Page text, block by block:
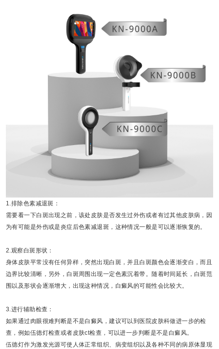
1.排除色素减退斑：
需要看一下白斑出现之前，该处皮肤是否发生过外伤或者有过其他皮肤病，因
为有可能是外伤或是炎症后色素减退斑，这种情况一般是可以逐渐恢复的。
2.观察白斑形状：
身体皮肤平常没有任何异样，突然出现白斑，并且白斑颜色会逐渐变白，而且
边界比较清晰，另外，白斑周围出现一定色素沉着带。随着时间延长，白斑范
围以及形状会逐渐增大，出现这种情况，白癜风的可能性会比较大。
3.进行辅助检查：
如果通过肉眼很难判断是不是白癜风，建议可以到医院皮肤科做进一步的检
查，例如伍德灯检查或者皮肤ct检查，可以进一步判断是不是白癜风。
伍德灯作为激发光源可使人体正常组织、病变组织以及各种不同的病原体显现